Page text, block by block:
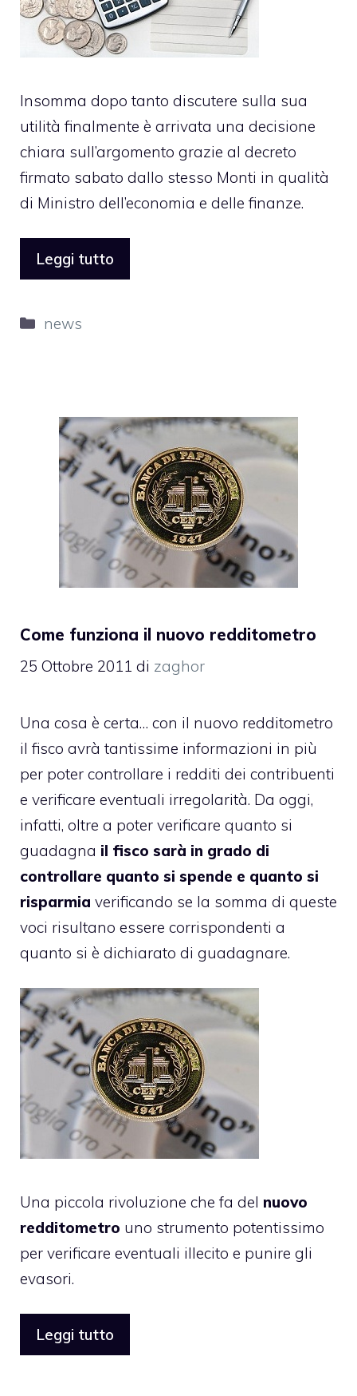
Insomma dopo tanto discutere sulla sua
utilità finalmente è arrivata una decisione
chiara sull’argomento grazie al decreto
firmato sabato dallo stesso Monti in qualità
di Ministro dell’economia e delle finanze.
Leggi tutto
Categorie
news
Come funziona il nuovo redditometro
25 Ottobre 2011 di zaghor
Una cosa è certa… con il nuovo redditometro
il fisco avrà tantissime informazioni in più
per poter controllare i redditi dei contribuenti
e verificare eventuali irregolarità. Da oggi,
infatti, oltre a poter verificare quanto si
guadagna il fisco sarà in grado di
controllare quanto si spende e quanto si
risparmia verificando se la somma di queste
voci risultano essere corrispondenti a
quanto si è dichiarato di guadagnare.
Una piccola rivoluzione che fa del nuovo
redditometro uno strumento potentissimo
per verificare eventuali illecito e punire gli
evasori.
Leggi tutto